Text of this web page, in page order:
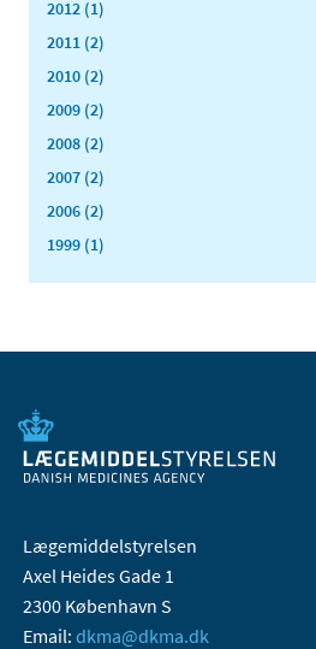
2012 (1)
2011 (2)
2010 (2)
2009 (2)
2008 (2)
2007 (2)
2006 (2)
1999 (1)
Lægemiddelstyrelsen
Axel Heides Gade 1
2300 København S
Email: dkma@dkma.dk